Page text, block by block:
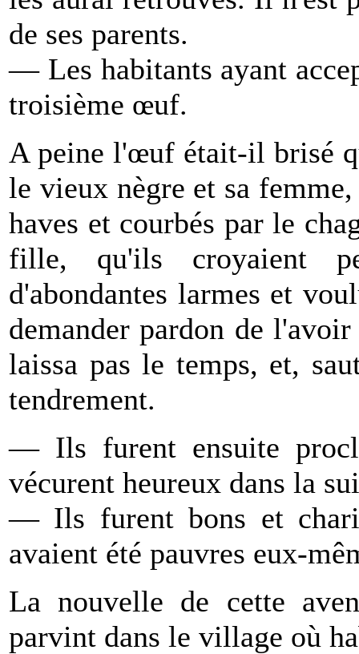
de ses parents.
— Les habitants ayant
troisième œuf.
A peine l'œuf était-il brisé
le vieux nègre et sa
haves et courbés par le
fille, qu'ils croyaient
d'abondantes larmes et
demander pardon de
laissa pas le temps, et,
tendrement.
— Ils furent ensuite
vécurent heureux dans la
— Ils furent bons et
avaient été pauvres eux-
La nouvelle de cette
parvint dans le village où